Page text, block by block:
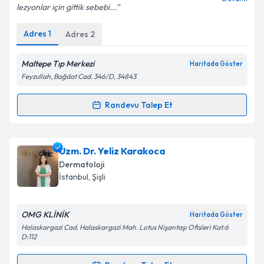
lezyonlar için gittik sebebi...
Adres 1 Adres 2
Maltepe Tıp Merkezi Haritada Göster
Feyzullah, Bağdat Cad. 346/D, 34843
Randevu Talep Et
Randevu Takvimi Talebi
Uzm. Dr. Ozan Aksu için randevu takvimi talebi
oluşturun. Size bu uzmandan randevu almanız için bir
takvim hazırlandığında e-posta ile bilgilendireceğiz.
Kişisel verilerimin işlenmesine ilişkinAydınlatma
Uzm. Dr. Yeliz Karakoca
Dermatoloji
İstanbul, Şişli
OMG KLİNİK Haritada Göster
Halaskargazi Cad. Halaskargazi Mah. Lotus Nişantaşı Ofisleri Kat:6
D:112